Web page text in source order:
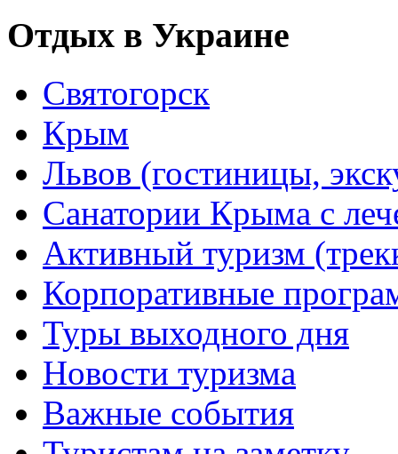
Отдых в Украине
Святогорск
Крым
Львов (гостиницы,
Санатории Крыма с
Активный туризм
Корпоративные
Туры выходного дня
Новости туризма
Важные события